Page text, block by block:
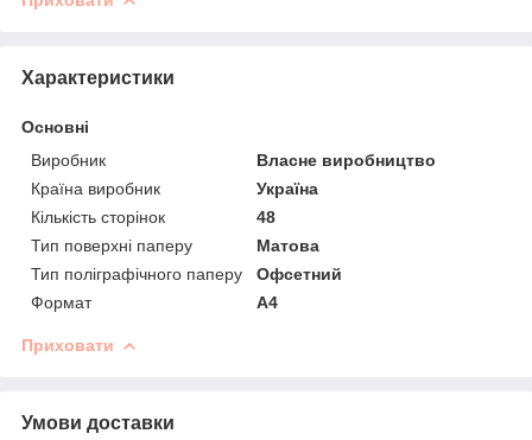
Характеристики
Основні
Виробник
Власне виробництво
Країна виробник
Україна
Кількість сторінок
48
Тип поверхні паперу
Матова
Тип поліграфічного паперу
Офсетний
Формат
A4
Приховати
Умови доставки